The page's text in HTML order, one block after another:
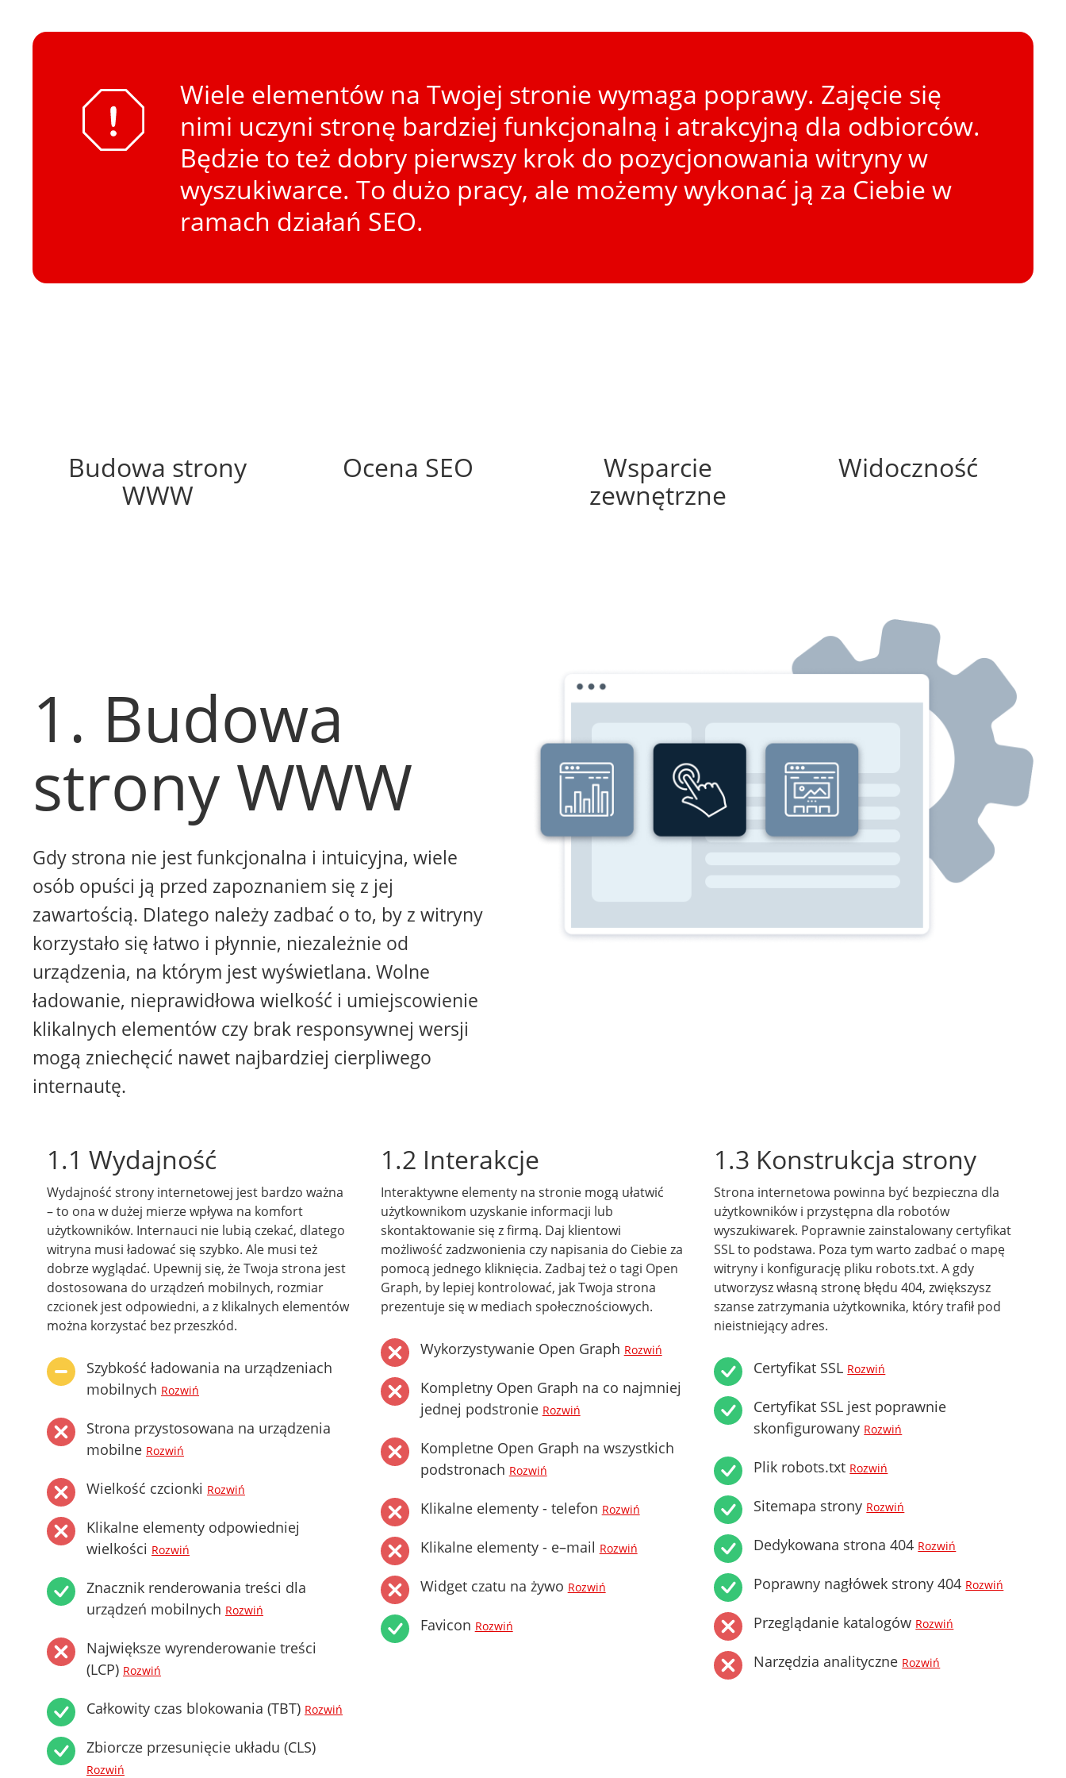
Wiele elementów na Twojej stronie wymaga poprawy. Zajęcie się
nimi uczyni stronę bardziej funkcjonalną i atrakcyjną dla odbiorców.
Będzie to też dobry pierwszy krok do pozycjonowania witryny w
wyszukiwarce. To dużo pracy, ale możemy wykonać ją za Ciebie w
ramach działań SEO.
Budowa strony
WWW
Ocena SEO
Wsparcie
zewnętrzne
Widoczność
1. Budowa
strony WWW
Gdy strona nie jest funkcjonalna i intuicyjna, wiele
osób opuści ją przed zapoznaniem się z jej
zawartością. Dlatego należy zadbać o to, by z witryny
korzystało się łatwo i płynnie, niezależnie od
urządzenia, na którym jest wyświetlana. Wolne
ładowanie, nieprawidłowa wielkość i umiejscowienie
klikalnych elementów czy brak responsywnej wersji
mogą zniechęcić nawet najbardziej cierpliwego
internautę.
1.1 Wydajność
Wydajność strony internetowej jest bardzo ważna
– to ona w dużej mierze wpływa na komfort
użytkowników. Internauci nie lubią czekać, dlatego
witryna musi ładować się szybko. Ale musi też
dobrze wyglądać. Upewnij się, że Twoja strona jest
dostosowana do urządzeń mobilnych, rozmiar
czcionek jest odpowiedni, a z klikalnych elementów
można korzystać bez przeszkód.
Szybkość ładowania na urządzeniach
mobilnych Rozwiń
Strona przystosowana na urządzenia
mobilne Rozwiń
Wielkość czcionki Rozwiń
Klikalne elementy odpowiedniej
wielkości Rozwiń
Znacznik renderowania treści dla
urządzeń mobilnych Rozwiń
Największe wyrenderowanie treści
(LCP) Rozwiń
Całkowity czas blokowania (TBT) Rozwiń
Zbiorcze przesunięcie układu (CLS)
Rozwiń
1.2 Interakcje
Interaktywne elementy na stronie mogą ułatwić
użytkownikom uzyskanie informacji lub
skontaktowanie się z firmą. Daj klientowi
możliwość zadzwonienia czy napisania do Ciebie za
pomocą jednego kliknięcia. Zadbaj też o tagi Open
Graph, by lepiej kontrolować, jak Twoja strona
prezentuje się w mediach społecznościowych.
Wykorzystywanie Open Graph Rozwiń
Kompletny Open Graph na co najmniej
jednej podstronie Rozwiń
Kompletne Open Graph na wszystkich
podstronach Rozwiń
Klikalne elementy - telefon Rozwiń
Klikalne elementy - e–mail Rozwiń
Widget czatu na żywo Rozwiń
Favicon Rozwiń
1.3 Konstrukcja strony
Strona internetowa powinna być bezpieczna dla
użytkowników i przystępna dla robotów
wyszukiwarek. Poprawnie zainstalowany certyfikat
SSL to podstawa. Poza tym warto zadbać o mapę
witryny i konfigurację pliku robots.txt. A gdy
utworzysz własną stronę błędu 404, zwiększysz
szanse zatrzymania użytkownika, który trafił pod
nieistniejący adres.
Certyfikat SSL Rozwiń
Certyfikat SSL jest poprawnie
skonfigurowany Rozwiń
Plik robots.txt Rozwiń
Sitemapa strony Rozwiń
Dedykowana strona 404 Rozwiń
Poprawny nagłówek strony 404 Rozwiń
Przeglądanie katalogów Rozwiń
Narzędzia analityczne Rozwiń